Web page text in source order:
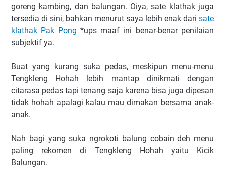
goreng kambing, dan balungan. Oiya, sate klathak juga
tersedia di sini, bahkan menurut saya lebih enak dari sate
klathak Pak Pong *ups maaf ini benar-benar penilaian
subjektif ya.
Buat yang kurang suka pedas, meskipun menu-menu
Tengkleng Hohah lebih mantap dinikmati dengan
citarasa pedas tapi tenang saja karena bisa juga dipesan
tidak hohah apalagi kalau mau dimakan bersama anak-
anak.
Nah bagi yang suka ngrokoti balung cobain deh menu
paling rekomen di Tengkleng Hohah yaitu Kicik
Balungan.